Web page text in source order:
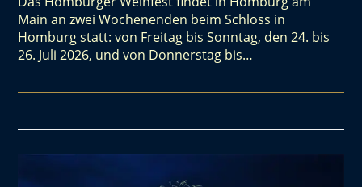
Main an zwei Wochenenden beim Schloss in
Homburg statt: von Freitag bis Sonntag, den 24. bis
26. Juli 2026, und von Donnerstag bis…